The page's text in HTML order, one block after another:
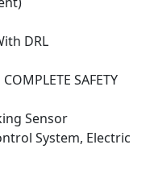
DRL
SAFETY
Sensor
System, Electric